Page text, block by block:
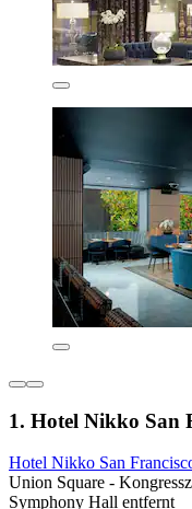
1. Hotel Nikko San
Hotel Nikko San
Union Square -
Symphony Hall entfernt